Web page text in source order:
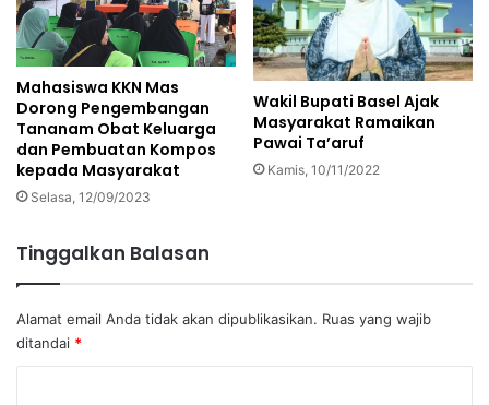
Mahasiswa KKN Mas
Dorong Pengembangan
Tananam Obat Keluarga
dan Pembuatan Kompos
kepada Masyarakat
Selasa, 12/09/2023
Wakil Bupati Basel Ajak
Masyarakat Ramaikan
Pawai Ta’aruf
Kamis, 10/11/2022
Tinggalkan Balasan
Alamat email Anda tidak akan dipublikasikan. Ruas yang wajib
ditandai *